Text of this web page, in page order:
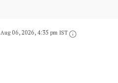
Aug 06, 2026, 4:35 pm IST